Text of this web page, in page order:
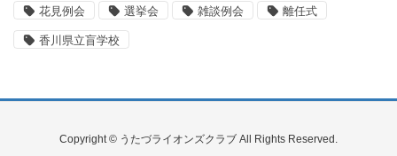
花見例会 選挙会 雑談例会 離任式
香川県立盲学校
Copyright © うたづライオンズクラブ All Rights Reserved.